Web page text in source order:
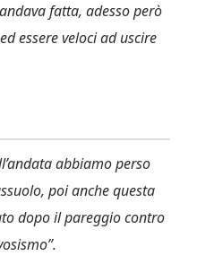
fatta, adesso però
essere veloci ad uscire
abbiamo perso
poi anche questa
dopo il pareggio contro